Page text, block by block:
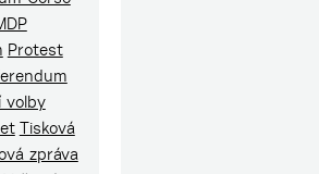
Protest
volby
Tisková
zpráva